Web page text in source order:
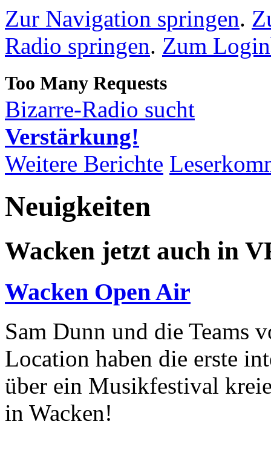
Zur Navigation springen.
Radio springen. Zum
Bizarre-Radio sucht
Verstärkung!
Weitere Berichte
Neuigkeiten
Wacken jetzt auch in
Wacken Open Air
Sam Dunn und die Teams
Location haben die erste
über ein Musikfestival
in Wacken!